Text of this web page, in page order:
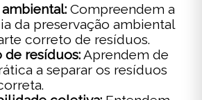
Compreendem a
da preservação ambiental
correto de resíduos.
de resíduos:Aprendem de
a separar os resíduos